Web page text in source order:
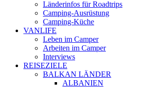
Länderinfos für Roadtrips
Camping-Ausrüstung
Camping-Küche
VANLIFE
Leben im Camper
Arbeiten im Camper
Interviews
REISEZIELE
BALKAN LÄNDER
ALBANIEN